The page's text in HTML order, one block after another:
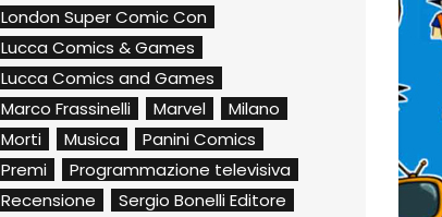
London Super Comic Con
Lucca Comics & Games
Lucca Comics and Games
Marco Frassinelli
Marvel
Milano
Morti
Musica
Panini Comics
Premi
Programmazione televisiva
Recensione
Sergio Bonelli Editore